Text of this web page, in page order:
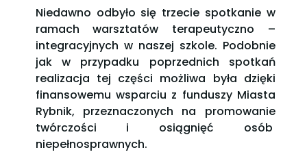
Niedawno odbyło się trzecie spotkanie w
ramach warsztatów terapeutyczno –
integracyjnych w naszej szkole. Podobnie
jak w przypadku poprzednich spotkań
realizacja tej części możliwa była dzięki
finansowemu wsparciu z funduszy Miasta
Rybnik, przeznaczonych na promowanie
twórczości i osiągnięć osób
niepełnosprawnych.